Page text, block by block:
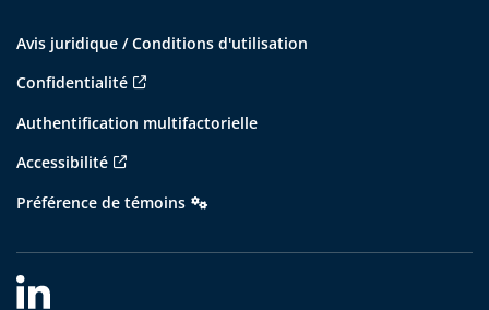
Avis juridique / Conditions d'utilisation
Confidentialité
Authentification multifactorielle
Accessibilité
Préférence de témoins